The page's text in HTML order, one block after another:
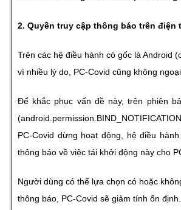
2. Quyền truy cập thông báo trên điện
Trên các hệ điều hành có gốc là Android
vì nhiều lý do, PC-Covid cũng không ngoại
Để khắc phục vấn đề này, trên phiên
PC-Covid dừng hoạt động, hệ điều
thông báo về việc tái khởi động này cho
Người dùng có thể lựa chọn có hoặc
thông báo, PC-Covid sẽ giảm tính ổn định.